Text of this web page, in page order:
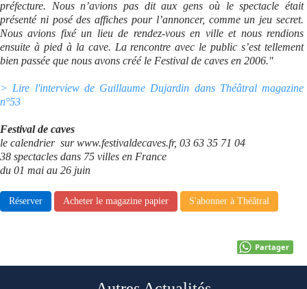
préfecture. Nous n’avions pas dit aux gens où le spectacle était
présenté ni posé des affiches pour l’annoncer, comme un jeu secret.
Nous avions fixé un lieu de rendez-vous en ville et nous rendions
ensuite à pied à la cave. La rencontre avec le public s’est tellement
bien passée que nous avons créé le Festival de caves en 2006."
> Lire l'interview de Guillaume Dujardin dans Théâtral magazine
n°53
Festival de caves
le calendrier sur www.festivaldecaves.fr, 03 63 35 71 04
38 spectacles dans 75 villes en France
du 01 mai au 26 juin
Réserver Acheter le magazine papier S'abonner à Théâtral
Partager